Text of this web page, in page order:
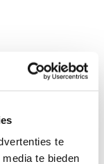
te
te bieden
12 personen